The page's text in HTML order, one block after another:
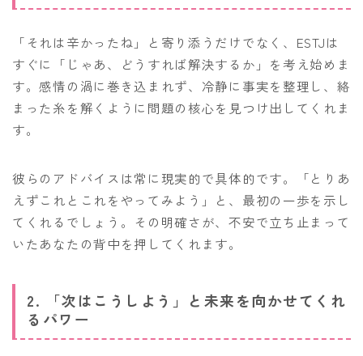
「それは辛かったね」と寄り添うだけでなく、ESTJは
すぐに「じゃあ、どうすれば解決するか」を考え始めま
す。感情の渦に巻き込まれず、冷静に事実を整理し、絡
まった糸を解くように問題の核心を見つけ出してくれま
す。
彼らのアドバイスは常に現実的で具体的です。「とりあ
えずこれとこれをやってみよう」と、最初の一歩を示し
てくれるでしょう。その明確さが、不安で立ち止まって
いたあなたの背中を押してくれます。
2. 「次はこうしよう」と未来を向かせてくれ
るパワー